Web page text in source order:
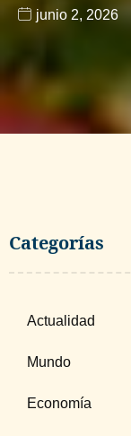
junio 2, 2026
Categorías
Actualidad
Mundo
Economía